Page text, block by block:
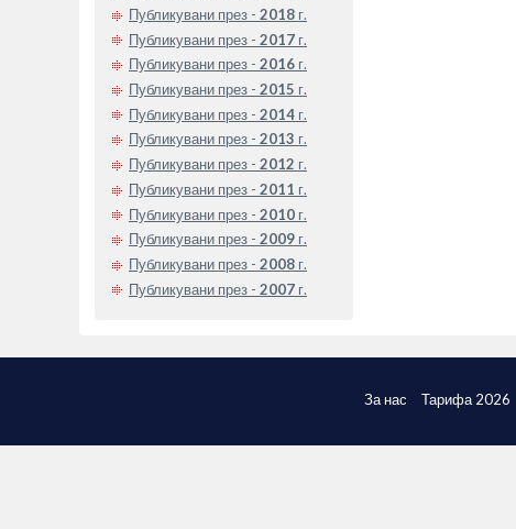
Публикувани през - 2018 г.
Публикувани през - 2017 г.
Публикувани през - 2016 г.
Публикувани през - 2015 г.
Публикувани през - 2014 г.
Публикувани през - 2013 г.
Публикувани през - 2012 г.
Публикувани през - 2011 г.
Публикувани през - 2010 г.
Публикувани през - 2009 г.
Публикувани през - 2008 г.
Публикувани през - 2007 г.
За нас Тарифа 2026